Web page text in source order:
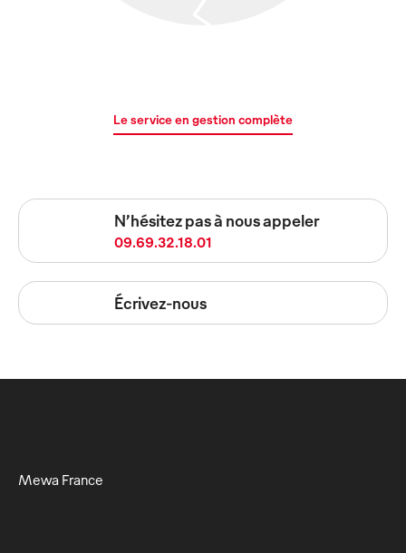
Le service en gestion complète
N’hésitez pas à nous appeler
09.69.32.18.01
Écrivez-nous
Mewa France